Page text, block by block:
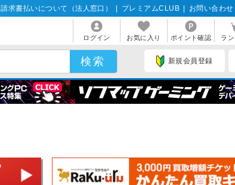
請求書払いについて（法人窓口） プレミアムCLUB お問い合わせ
ログイン お気に入り ポイント確認 ラ
新規会員登録